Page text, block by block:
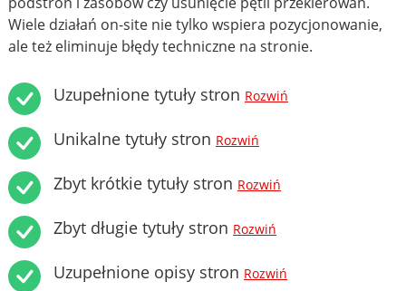
Wiele działań on-site nie tylko wspiera pozycjonowanie,
ale też eliminuje błędy techniczne na stronie.
Uzupełnione tytuły stron Rozwiń
Unikalne tytuły stron Rozwiń
Zbyt krótkie tytuły stron Rozwiń
Zbyt długie tytuły stron Rozwiń
Uzupełnione opisy stron Rozwiń